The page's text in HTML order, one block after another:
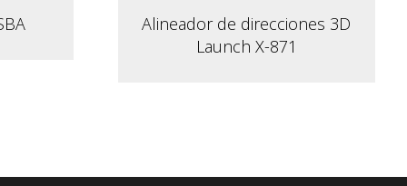
Alineador de direcciones 3D
Launch X-871